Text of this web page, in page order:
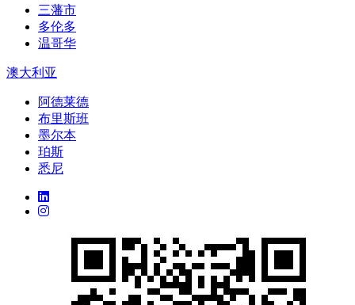
三藩市
多伦多
温哥华
澳大利亚
阿德莱德
布里斯班
墨尔本
珀斯
悉尼